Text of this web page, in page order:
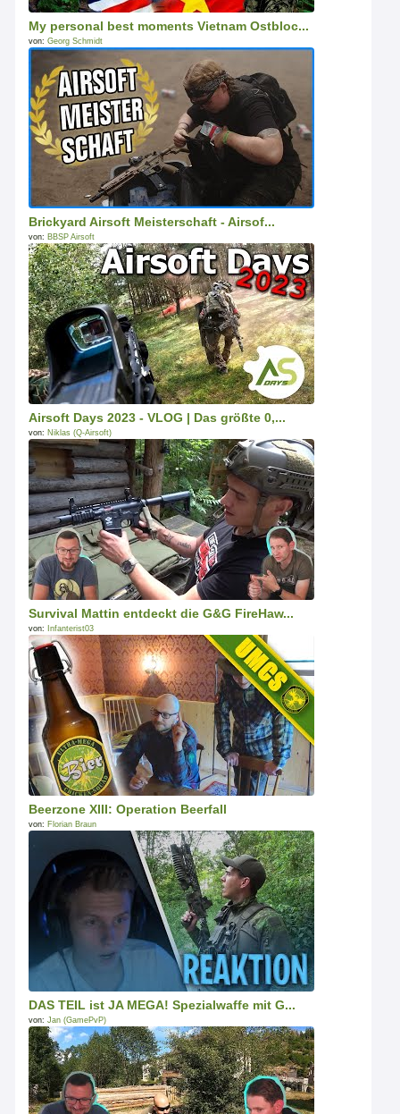
My personal best moments Vietnam Ostbloc...
von: Georg Schmidt
Brickyard Airsoft Meisterschaft - Airsof...
von: BBSP Airsoft
Airsoft Days 2023 - VLOG | Das größte 0,...
von: Niklas (Q-Airsoft)
Survival Mattin entdeckt die G&G FireHaw...
von: Infanterist03
Beerzone XIII: Operation Beerfall
von: Florian Braun
DAS TEIL ist JA MEGA! Spezialwaffe mit G...
von: Jan (GamePvP)